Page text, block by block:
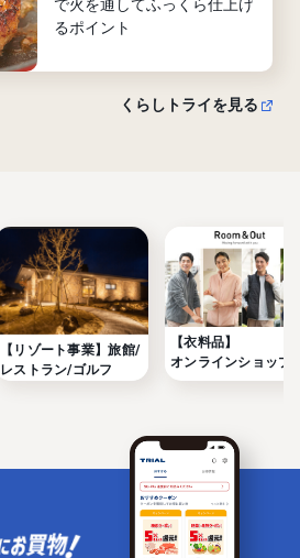
で火を通してふっくら仕上げ
るポイント
くらしトライを見る
【リゾート事業】旅館/
レストラン/ゴルフ
【衣料品】
オンラインショップ